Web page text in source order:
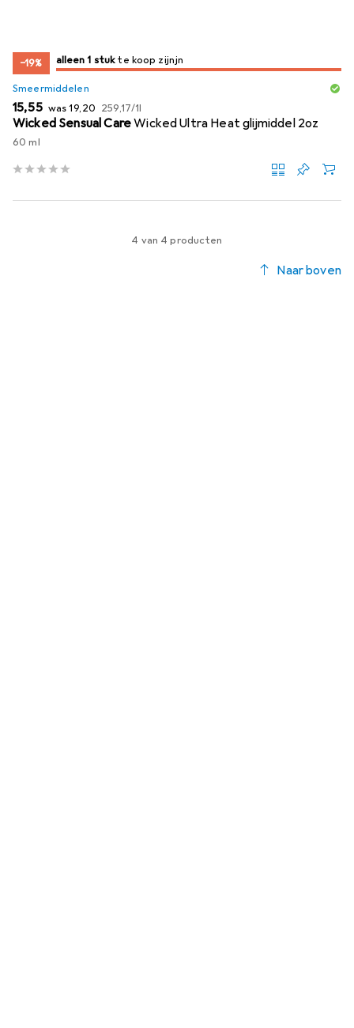
−19% slechts 1 item te koop zijn
alleen 1 stuk te koop zijn
Smeermiddelen
EUR
15,55 wasEUR
19,20 EUR
259,17/1l
Wicked Sensual CareWicked Ultra Heat glijmiddel 2oz
60 ml
4 van 4 producten
Naar boven